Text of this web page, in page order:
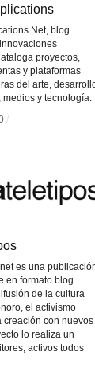
blog
proyectos,
y plataformas
del arte,
y tecnología.
//
es una
en formato blog
de la cultura
el activismo
creación con nuevos
lo realiza un
activos todos